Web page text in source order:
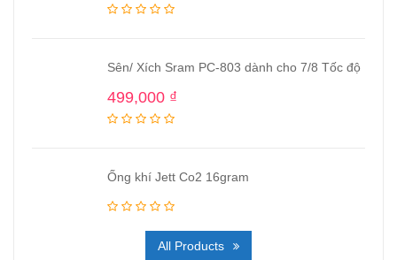
Sên/ Xích Sram PC-803 dành cho 7/8 Tốc độ
499,000 ₫
Ống khí Jett Co2 16gram
All Products